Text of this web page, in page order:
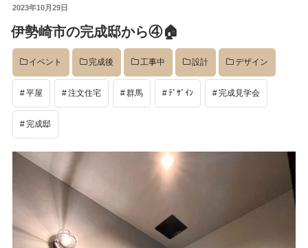
投
日:
2023年10月29日
伊勢崎市の完成邸から④🏠
イベント 完成後 工事中 設計 デザイン
平屋 注文住宅 群馬 ﾃﾞｻﾞｲﾝ 完成見学会
完成邸